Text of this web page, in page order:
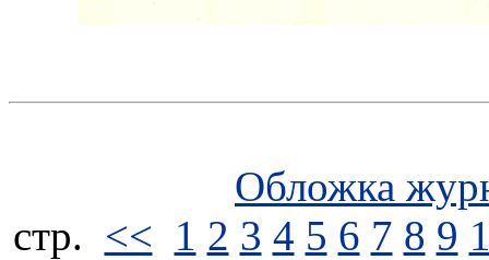
Обложка
стp. << 1 2 3 4 5 6 7 8 9